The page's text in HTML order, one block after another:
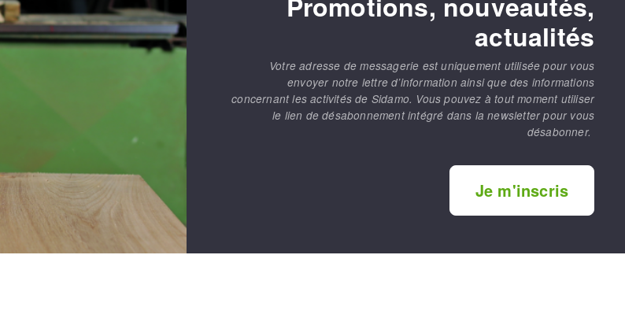
actualités
Votre adresse de messagerie est uniquement utilisée pour vous
envoyer notre lettre d’information ainsi que des informations
concernant les activités de Sidamo. Vous pouvez à tout moment utiliser
le lien de désabonnement intégré dans la newsletter pour vous
désabonner.
Je m'inscris